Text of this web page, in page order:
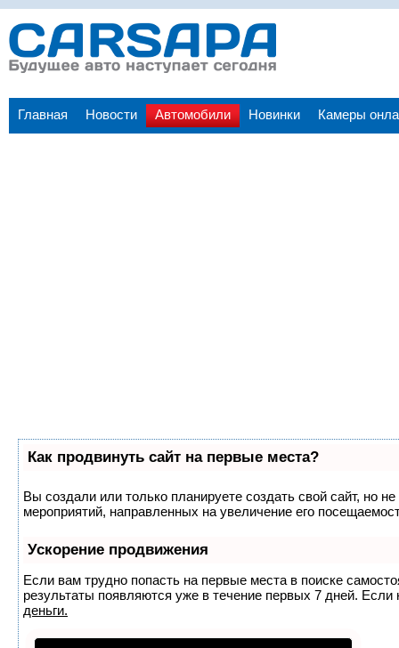
Главная Новости Автомобили Новинки Камеры
Как продвинуть сайт на первые места?
Вы создали или только планируете создать свой сайт, но
мероприятий, направленных на увеличение его
Ускорение продвижения
Если вам трудно попасть на первые места в поиске
результаты появляются уже в течение первых 7 дней.
деньги.